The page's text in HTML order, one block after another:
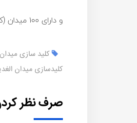
و دارای ۱۰۰ میدان (که ۱۳ میدان در قسمت شمالی و ۸۷ میدان در قسمت جنوبی) می‌باشد.
کلید سازی میدان
کلیدسازی میدان
صرف نظر